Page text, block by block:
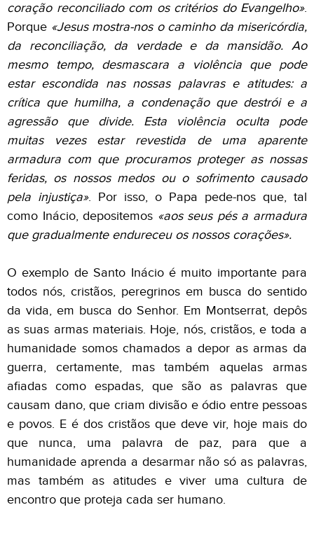
coração reconciliado com os critérios do Evangelho».
Porque «Jesus mostra-nos o caminho da misericórdia,
da reconciliação, da verdade e da mansidão. Ao
mesmo tempo, desmascara a violência que pode
estar escondida nas nossas palavras e atitudes: a
crítica que humilha, a condenação que destrói e a
agressão que divide. Esta violência oculta pode
muitas vezes estar revestida de uma aparente
armadura com que procuramos proteger as nossas
feridas, os nossos medos ou o sofrimento causado
pela injustiça». Por isso, o Papa pede-nos que, tal
como Inácio, depositemos «aos seus pés a armadura
que gradualmente endureceu os nossos corações».
O exemplo de Santo Inácio é muito importante para
todos nós, cristãos, peregrinos em busca do sentido
da vida, em busca do Senhor. Em Montserrat, depôs
as suas armas materiais. Hoje, nós, cristãos, e toda a
humanidade somos chamados a depor as armas da
guerra, certamente, mas também aquelas armas
afiadas como espadas, que são as palavras que
causam dano, que criam divisão e ódio entre pessoas
e povos. E é dos cristãos que deve vir, hoje mais do
que nunca, uma palavra de paz, para que a
humanidade aprenda a desarmar não só as palavras,
mas também as atitudes e viver uma cultura de
encontro que proteja cada ser humano.